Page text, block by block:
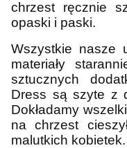
chrzest ręcznie
opaski i paski.
Wszystkie nasze
materiały
sztucznych
Dress są szyte z
Dokładamy
na chrzest
malutkich kobietek.